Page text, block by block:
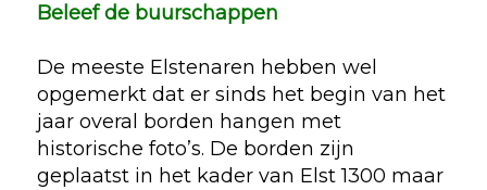
Beleef de buurschappen
De meeste Elstenaren hebben wel
opgemerkt dat er sinds het begin van het
jaar overal borden hangen met
historische foto’s. De borden zijn
geplaatst in het kader van Elst 1300 maar